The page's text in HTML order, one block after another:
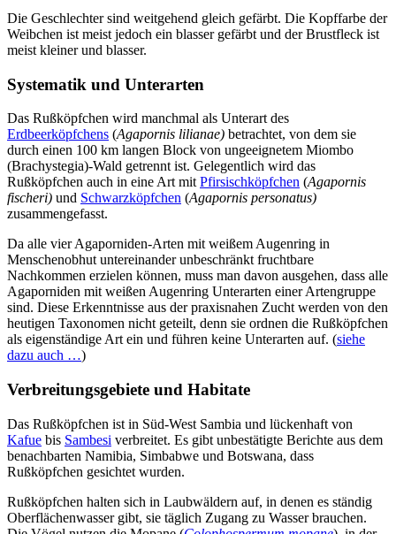
Die Geschlechter sind weitgehend gleich gefärbt. Die Kopffarbe der
Weibchen ist meist jedoch ein blasser gefärbt und der Brustfleck ist
meist kleiner und blasser.
Systematik und Unterarten
Das Rußköpfchen wird manchmal als Unterart des
Erdbeerköpfchens (Agapornis lilianae) betrachtet, von dem sie
durch einen 100 km langen Block von ungeeignetem Miombo
(Brachystegia)-Wald getrennt ist. Gelegentlich wird das
Rußköpfchen auch in eine Art mit Pfirsischköpfchen (Agapornis
fischeri) und Schwarzköpfchen (Agapornis personatus)
zusammengefasst.
Da alle vier Agaporniden-Arten mit weißem Augenring in
Menschenobhut untereinander unbeschränkt fruchtbare
Nachkommen erzielen können, muss man davon ausgehen, dass alle
Agaporniden mit weißen Augenring Unterarten einer Artengruppe
sind. Diese Erkenntnisse aus der praxisnahen Zucht werden von den
heutigen Taxonomen nicht geteilt, denn sie ordnen die Rußköpfchen
als eigenständige Art ein und führen keine Unterarten auf. (siehe
dazu auch …)
Verbreitungsgebiete und Habitate
Das Rußköpfchen ist in Süd-West Sambia und lückenhaft von
Kafue bis Sambesi verbreitet. Es gibt unbestätigte Berichte aus dem
benachbarten Namibia, Simbabwe und Botswana, dass
Rußköpfchen gesichtet wurden.
Rußköpfchen halten sich in Laubwäldern auf, in denen es ständig
Oberflächenwasser gibt, sie täglich Zugang zu Wasser brauchen.